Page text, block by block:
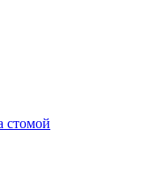
стомой